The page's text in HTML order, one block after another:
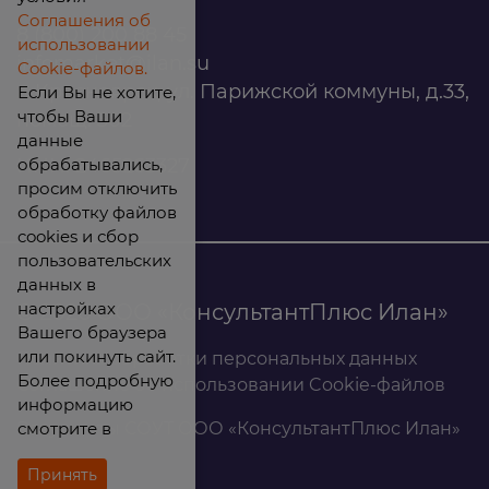
infomarket@ilan.su
г. Красноярск, ул. Парижской коммуны, д.33,
помещ. 302
ИНН: 2465263327
© 2026 ООО «КонсультантПлюс Илан»
Политика обработки персональных данных
Соглашение об использовании Cookie-файлов
Результаты СОУТ ООО «КонсультантПлюс Илан»
Соглашения об
использовании
Cookie-файлов.
Если Вы не хотите,
чтобы Ваши
данные
обрабатывались,
просим отключить
обработку файлов
cookies и сбор
пользовательских
данных в
настройках
Вашего браузера
или покинуть сайт.
Более подробную
информацию
смотрите в
Принять